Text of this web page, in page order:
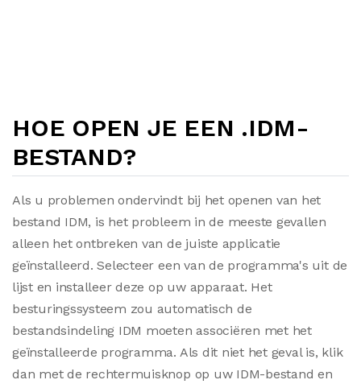
HOE OPEN JE EEN .IDM-
BESTAND?
Als u problemen ondervindt bij het openen van het
bestand IDM, is het probleem in de meeste gevallen
alleen het ontbreken van de juiste applicatie
geïnstalleerd. Selecteer een van de programma's uit de
lijst en installeer deze op uw apparaat. Het
besturingssysteem zou automatisch de
bestandsindeling IDM moeten associëren met het
geïnstalleerde programma. Als dit niet het geval is, klik
dan met de rechtermuisknop op uw IDM-bestand en